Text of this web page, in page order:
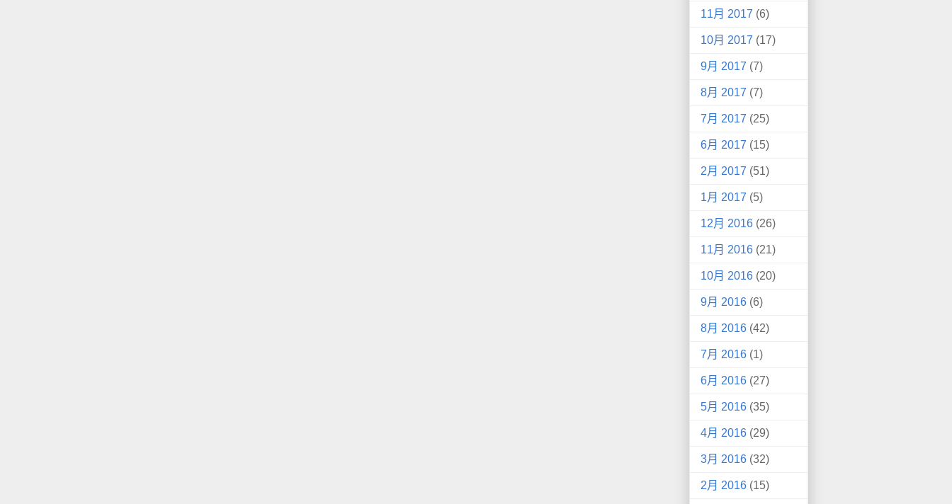
11月 2017 (6)
10月 2017 (17)
9月 2017 (7)
8月 2017 (7)
7月 2017 (25)
6月 2017 (15)
2月 2017 (51)
1月 2017 (5)
12月 2016 (26)
11月 2016 (21)
10月 2016 (20)
9月 2016 (6)
8月 2016 (42)
7月 2016 (1)
6月 2016 (27)
5月 2016 (35)
4月 2016 (29)
3月 2016 (32)
2月 2016 (15)